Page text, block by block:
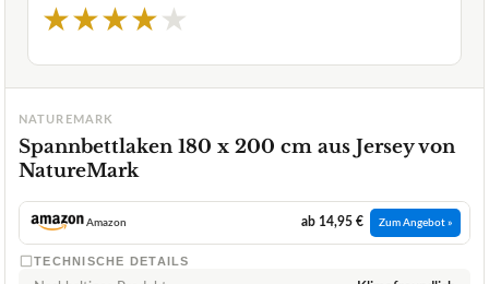
★★★★★
NATUREMARK
Spannbettlaken 180 x 200 cm aus Jersey von
NatureMark
Amazon ab 14,95 € Zum Angebot »
TECHNISCHE DETAILS